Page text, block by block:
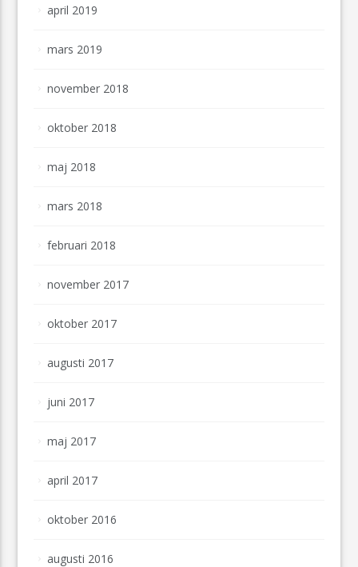
april 2019
mars 2019
november 2018
oktober 2018
maj 2018
mars 2018
februari 2018
november 2017
oktober 2017
augusti 2017
juni 2017
maj 2017
april 2017
oktober 2016
augusti 2016